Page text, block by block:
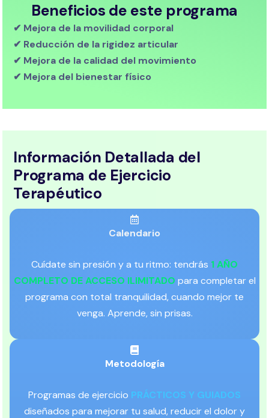
Beneficios de este programa
✔ Mejora de la movilidad corporal
✔ Reducción de la rigidez articular
✔ Mejora de la calidad del movimiento
✔ Mejora del bienestar físico
Información Detallada del
Programa de Ejercicio
Terapéutico
Calendario
Cuídate sin presión y a tu ritmo: tendrás 1 AÑO
COMPLETO DE ACCESO ILIMITADO para completar el
programa con total tranquilidad, cuando mejor te
venga. Aprende, sin prisas.
Metodología
Programas de ejercicio PRÁCTICOS Y GUIADOS
diseñados para mejorar tu salud, reducir el dolor y